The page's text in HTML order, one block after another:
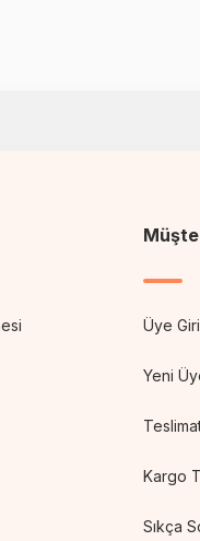
Üye
Yeni
Kargo
Sıkça